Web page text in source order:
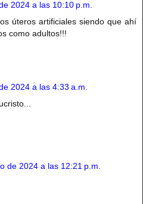
2024 a las 10:10 p.m.
úteros artificiales siendo que ahí
como adultos!!!
2024 a las 4:33 a.m.
de 2024 a las 12:21 p.m.